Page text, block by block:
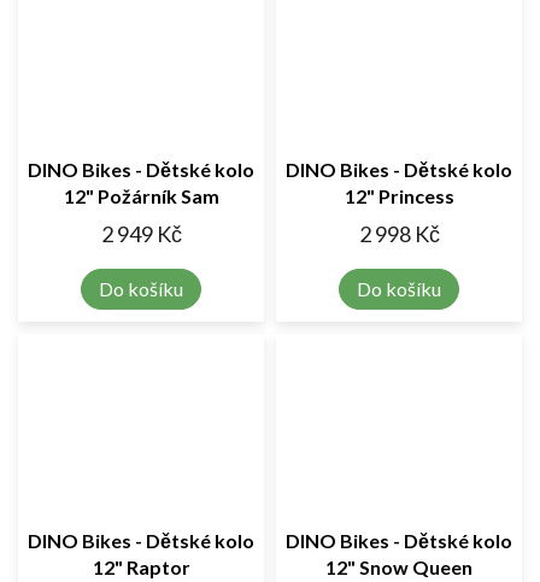
DINO Bikes - Dětské kolo
12" Požárník Sam
2 949 Kč
Do košíku
DINO Bikes - Dětské kolo
12" Princess
2 998 Kč
Do košíku
DINO Bikes - Dětské kolo
12" Raptor
DINO Bikes - Dětské kolo
12" Snow Queen